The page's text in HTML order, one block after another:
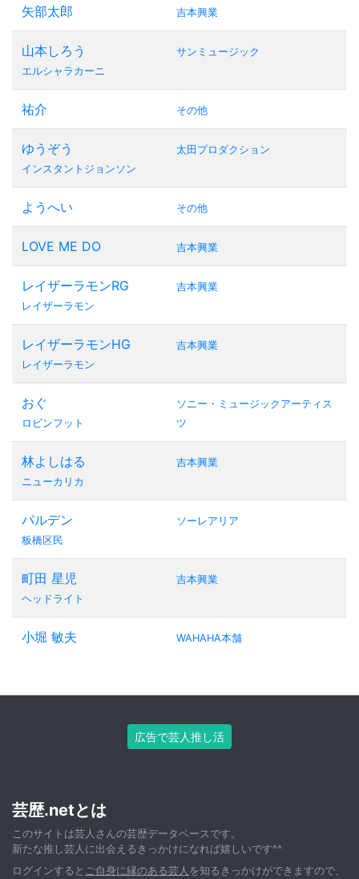
矢部太郎 吉本興業
山本しろう
エルシャラカーニ
サンミュージック
祐介 その他
ゆうぞう
インスタントジョンソン
太田プロダクション
ようへい その他
LOVE ME DO 吉本興業
レイザーラモンRG
レイザーラモン
吉本興業
レイザーラモンHG
レイザーラモン
吉本興業
おぐ
ロビンフット
ソニー・ミュージックアーティス
ツ
林よしはる
ニューカリカ
吉本興業
パルデン
板橋区民
ソーレアリア
町田 星児
ヘッドライト
吉本興業
小堀 敏夫 WAHAHA本舗
広告で芸人推し活
芸歴.netとは
このサイトは芸人さんの芸歴データベースです。
新たな推し芸人に出会えるきっかけになれば嬉しいです^^
ログインすると ご自身に縁のある芸人 を知るきっかけができますので、